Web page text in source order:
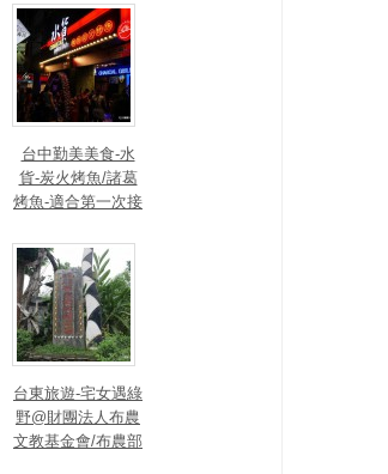
兼顧，日常養生從
此開始！
台中勤美美食-水
貨-炭火烤魚/諸葛
烤魚-適合第一次接
的超輕度川味/微麻
不辣的烤魚料理-重
慶豆花烤魚、川味
麻辣燙
台東旅遊-宅女遇綠
野@財團法人布農
文教基金會/布農部